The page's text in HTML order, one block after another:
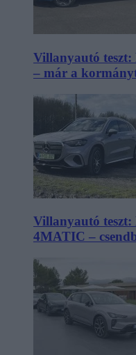
Villanyautó teszt:
– már a
Villanyautó teszt:
4MATIC –